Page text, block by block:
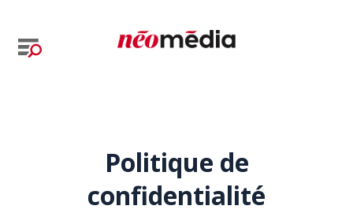
Politique de
confidentialité